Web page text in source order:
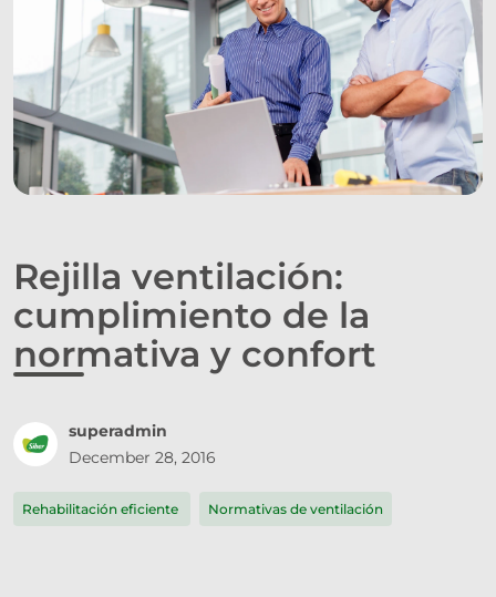
Rejilla ventilación:
cumplimiento de la
normativa y confort
superadmin
December 28, 2016
Rehabilitación eficiente Normativas de ventilación